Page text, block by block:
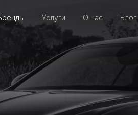
Услуги О нас Блог